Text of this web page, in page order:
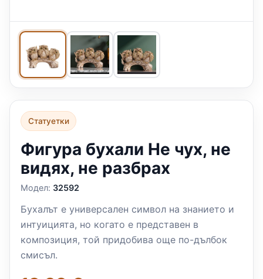
Статуетки
Фигура бухали Не чух, не
видях, не разбрах
Модел: 32592
Бухалът е универсален символ на знанието и
интуицията, но когато е представен в
композиция, той придобива още по-дълбок
смисъл.